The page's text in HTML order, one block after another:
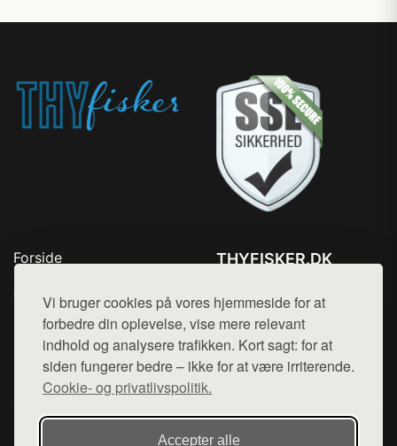
Vi bruger cookies på vores hjemmeside for at
forbedre din oplevelse, vise mere relevant
indhold og analysere trafikken. Kort sagt: for at
siden fungerer bedre – ikke for at være irriterende.
Cookie- og privatlivspolitik.
Accepter alle
Forside
Top Rabatter
Kontakt
THYFISKER.DK
Mail: hej@want.dk
Cookie- og privatlivspolitik
Denne side er en del af want.dk, der udgiver en række